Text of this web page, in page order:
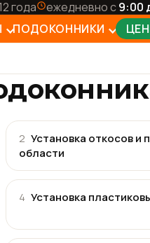
года ежедневно с9:00
откосы
(наружные) откосы
откосы
откосы
откосы
откосы
ПОДОКОННИКИ
Moeller · Германия
Витраж Дизайн
2 Установка откосов и
области
4 Установка